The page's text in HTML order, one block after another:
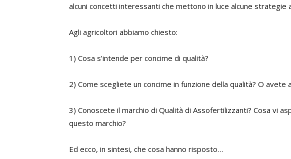
alcuni concetti interessanti che mettono in luce alcune strategie
Agli agricoltori abbiamo chiesto:
1) Cosa s’intende per concime di qualità?
2) Come scegliete un concime in funzione della qualità? O avete
3) Conoscete il marchio di Qualità di Assofertilizzanti? Cosa vi
questo marchio?
Ed ecco, in sintesi, che cosa hanno risposto…